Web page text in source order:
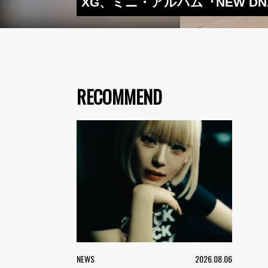
RECOMMEND
NEWS 2026.08.06